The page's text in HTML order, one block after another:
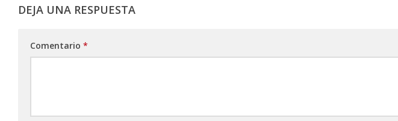
DEJA UNA RESPUESTA
Comentario *